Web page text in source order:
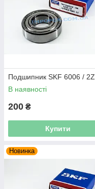
Подшипник SKF 6006 / 2Z
В наявності
200 ₴
Купити
Новинка